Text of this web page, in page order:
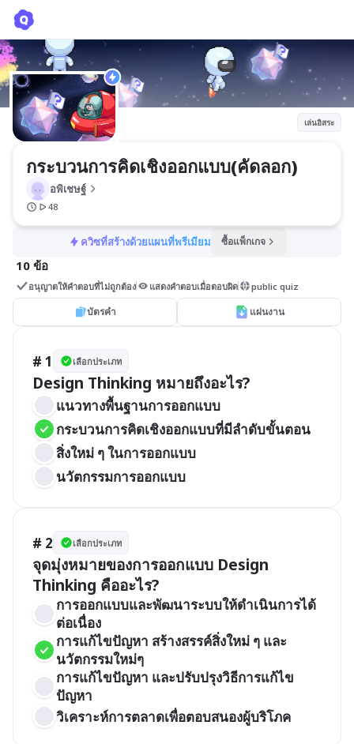
เล่นอิสระ
กระบวนการคิดเชิงออกแบบ(คัดลอก)
อพิเชษฐ์
48
ควิซที่สร้างด้วยแผนที่พรีเมียม ซื้อแพ็กเกจ
10 ข้อ
อนุญาตให้คำตอบที่ไม่ถูกต้อง แสดงคำตอบเมื่อตอบผิด public quiz
บัตรคำ แผ่นงาน
# 1 เลือกประเภท
Design Thinking หมายถึงอะไร?
แนวทางพื้นฐานการออกแบบ
กระบวนการคิดเชิงออกแบบที่มีลำดับขั้นตอน
สิ่งใหม่ ๆ ในการออกแบบ
นวัตกรรมการออกแบบ
# 2 เลือกประเภท
จุดมุ่งหมายของการออกแบบ Design
Thinking คืออะไร?
การออกแบบและพัฒนาระบบให้ดำเนินการได้
ต่อเนื่อง
การแก้ไขปัญหา สร้างสรรค์สิ่งใหม่ ๆ และ
นวัตกรรมใหม่ๆ
การแก้ไขปัญหา และปรับปรุงวิธีการแก้ไข
ปัญหา
วิเคราะห์การตลาดเพื่อตอบสนองผู้บริโภค